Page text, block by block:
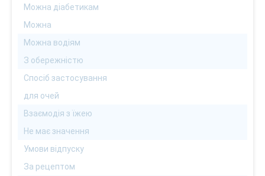
Можна діабетикам
Можна
Можна водіям
З обережністю
Спосіб застосування
для очей
Взаємодія з їжею
Не має значення
Умови відпуску
За рецептом